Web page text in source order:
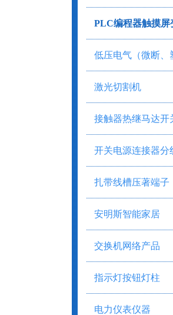
激光切割机
扎带线槽压著端子
安明斯智能家居
交换机网络产品
指示灯按钮灯柱
电力仪表仪器